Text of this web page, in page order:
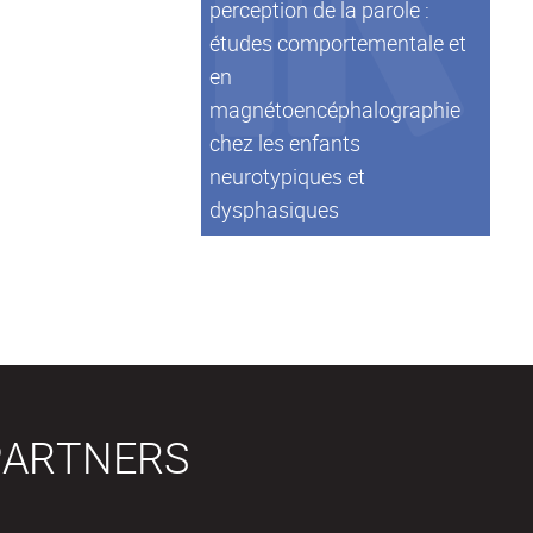
perception de la parole :
études comportementale et
en
magnétoencéphalographie
chez les enfants
neurotypiques et
dysphasiques